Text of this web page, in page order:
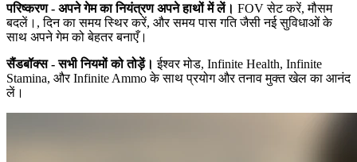
परिष्करण - अपने गेम का नियंत्रण अपने हाथों में लें। FOV सेट करें, मौसम
बदलें।, दिन का समय स्थिर करें, और समय पास गति जैसी नई सुविधाओं के
साथ अपने गेम को बेहतर बनाएँ।
सैंडबॉक्स - सभी नियमों को तोड़ें। ईश्वर मोड, Infinite Health, Infinite
Stamina, और Infinite Ammo के साथ प्रयोग और तनाव मुक्त खेल का आनंद
लें।